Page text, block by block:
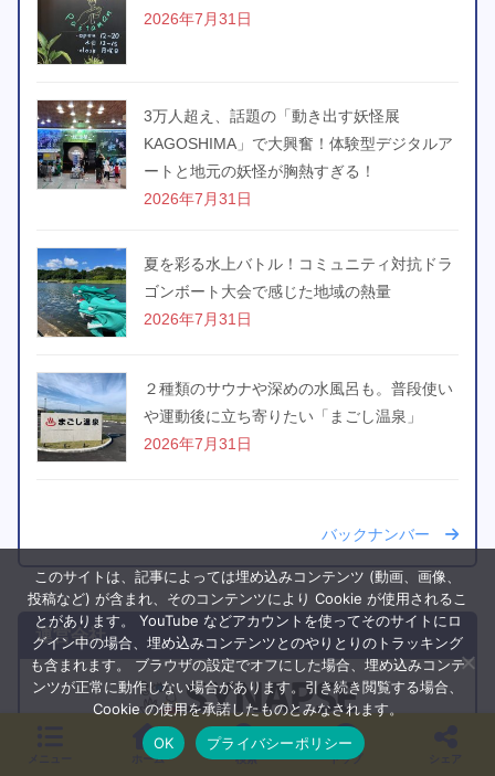
2026年7月31日
3万人超え、話題の「動き出す妖怪展
KAGOSHIMA」で大興奮！体験型デジタルア
ートと地元の妖怪が胸熱すぎる！
2026年7月31日
夏を彩る水上バトル！コミュニティ対抗ドラ
ゴンボート大会で感じた地域の熱量
2026年7月31日
２種類のサウナや深めの水風呂も。普段使い
や運動後に立ち寄りたい「まごし温泉」
2026年7月31日
バックナンバー
運営会社
カゴシマガジンはシナプスが運営しています
ホーム 検索 トップ
このサイトは、記事によっては埋め込みコンテンツ (動画、画像、
投稿など) が含まれ、そのコンテンツにより Cookie が使用されるこ
とがあります。 YouTube などアカウントを使ってそのサイトにロ
グイン中の場合、埋め込みコンテンツとのやりとりのトラッキング
も含まれます。 ブラウザの設定でオフにした場合、埋め込みコンテ
ンツが正常に動作しない場合があります。引き続き閲覧する場合、
Cookie の使用を承諾したものとみなされます。
OK
プライバシーポリシー